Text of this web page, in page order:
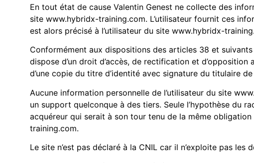
En tout état de cause Valentin Genest ne collecte des
site www.hybridx-training.com. L’utilisateur fournit ces
est alors précisé à l’utilisateur du site www.hybridx-
Conformément aux dispositions des articles 38 et
dispose d’un droit d’accès, de rectification et
d’une copie du titre d’identité avec signature du titulaire
Aucune information personnelle de l’utilisateur du site
un support quelconque à des tiers. Seule l’hypothèse du
acquéreur qui serait à son tour tenu de la même
training.com.
Le site n’est pas déclaré à la CNIL car il n’exploite pas les